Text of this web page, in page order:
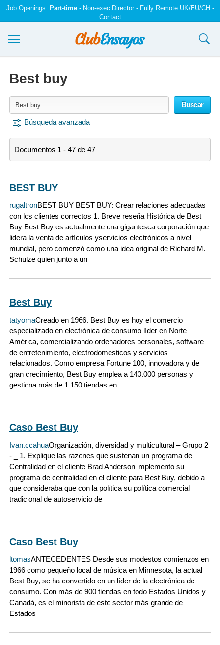
Job Openings: Part-time- Non-exec Director- Fully Remote UK/EU/CH -
Contact
Iniciar sesión
Best buy
Buscar
Búsqueda avanzada
Documentos 1 - 47 de 47
BEST BUY
rugaltronBEST BUY BEST BUY: Crear relaciones adecuadas
con los clientes correctos 1. Breve reseña Histórica de Best
Buy Best Buy es actualmente una gigantesca corporación que
lidera la venta de artículos yservicios electrónicos a nivel
mundial, pero comenzó como una idea original de Richard M.
Schulze quien junto a un
Best Buy
tatyomaCreado en 1966, Best Buy es hoy el comercio
especializado en electrónica de consumo líder en Norte
América, comercializando ordenadores personales, software
de entretenimiento, electrodomésticos y servicios
relacionados. Como empresa Fortune 100, innovadora y de
gran crecimiento, Best Buy emplea a 140.000 personas y
gestiona más de 1.150 tiendas en
Caso Best Buy
Ivan.ccahuaOrganización, diversidad y multicultural – Grupo 2
- _ 1. Explique las razones que sustenan un programa de
Centralidad en el cliente Brad Anderson implemento su
programa de centralidad en el cliente para Best Buy, debido a
que consideraba que con la política su política comercial
tradicional de autoservicio de
Caso Best Buy
ltomasANTECEDENTES Desde sus modestos comienzos en
1966 como pequeño local de música en Minnesota, la actual
Best Buy, se ha convertido en un líder de la electrónica de
consumo. Con más de 900 tiendas en todo Estados Unidos y
Canadá, es el minorista de este sector más grande de
Estados